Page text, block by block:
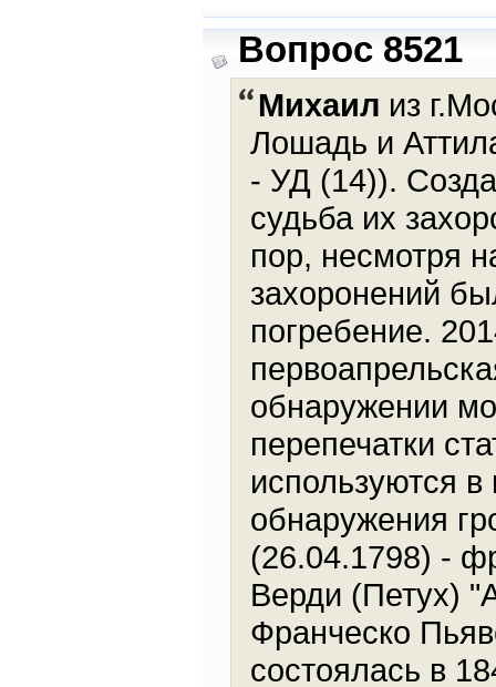
Вопрос 8521
Михаил из
Лошадь и
- УД (14)).
судьба их
пор, несмотря
захоронений
погребение.
обнаружении
перепечатки
используются в
обнаружения
(26.04.1798) -
Верди (Петух)
Франческо
состоялась в